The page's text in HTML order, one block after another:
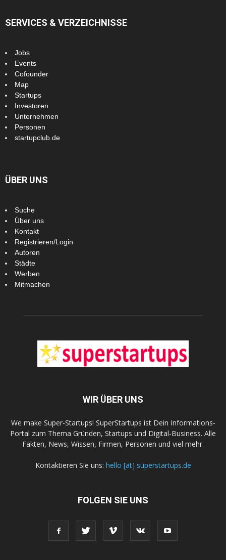
SERVICES & VERZEICHNISSE
Jobs
Events
Cofounder
Map
Startups
Investoren
Unternehmen
Personen
startupclub.de
ÜBER UNS
Suche
Über uns
Kontakt
Registrieren/Login
Autoren
Städte
Werben
Mitmachen
WIR ÜBER UNS
We make Super-Startups! SuperStartups ist Dein Informations-
Portal zum Thema Gründen, Startups und Digital-Business. Alle
Fakten, News, Wissen, Firmen, Personen und viel mehr.
Kontaktieren Sie uns: hello [ät] superstartups.de
FOLGEN SIE UNS